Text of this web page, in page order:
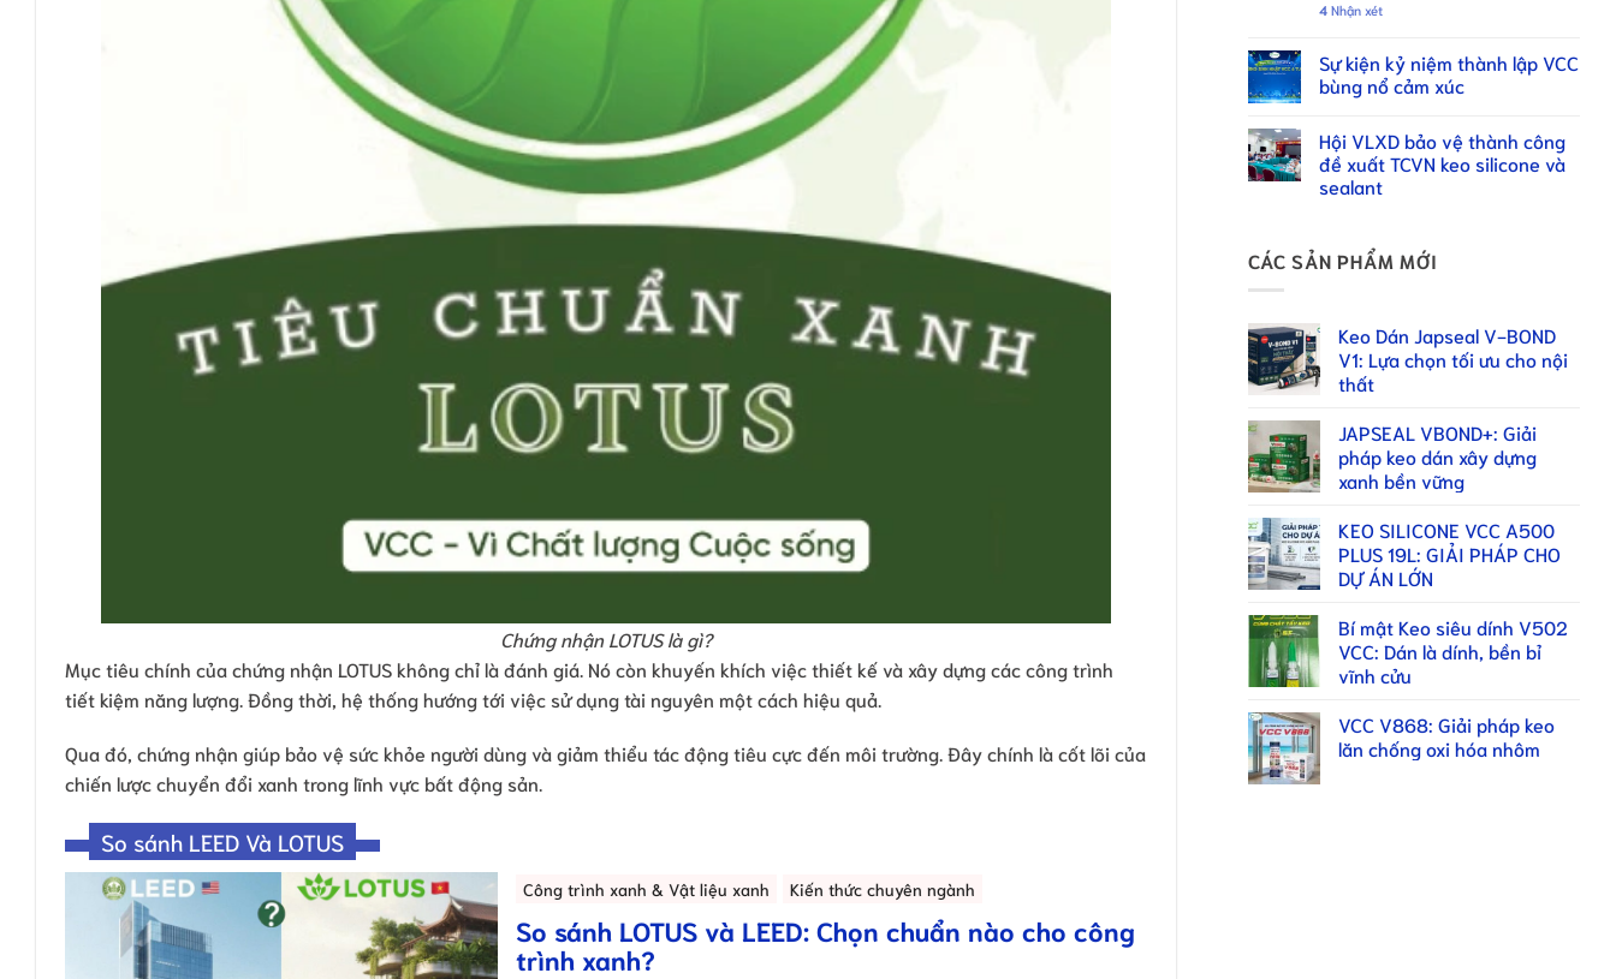
Chứng nhận LOTUS là gì?
Mục tiêu chính của chứng nhận LOTUS không chỉ là đánh giá. Nó còn khuyến khích việc thiết kế và xây dựng các công trình
tiết kiệm năng lượng. Đồng thời, hệ thống hướng tới việc sử dụng tài nguyên một cách hiệu quả.
Qua đó, chứng nhận giúp bảo vệ sức khỏe người dùng và giảm thiểu tác động tiêu cực đến môi trường. Đây chính là cốt lõi của
chiến lược chuyển đổi xanh trong lĩnh vực bất động sản.
So sánh LEED Và LOTUS
Công trình xanh & Vật liệu xanh Kiến thức chuyên ngành
So sánh LOTUS và LEED: Chọn chuẩn nào cho công
trình xanh?
4 Nhận xét
Sự kiện kỷ niệm thành lập VCC
bùng nổ cảm xúc
Hội VLXD bảo vệ thành công
đề xuất TCVN keo silicone và
sealant
CÁC SẢN PHẨM MỚI
Keo Dán Japseal V-BOND
V1: Lựa chọn tối ưu cho nội
thất
JAPSEAL VBOND+: Giải
pháp keo dán xây dựng
xanh bền vững
KEO SILICONE VCC A500
PLUS 19L: GIẢI PHÁP CHO
DỰ ÁN LỚN
Bí mật Keo siêu dính V502
VCC: Dán là dính, bền bỉ
vĩnh cửu
VCC V868: Giải pháp keo
lăn chống oxi hóa nhôm